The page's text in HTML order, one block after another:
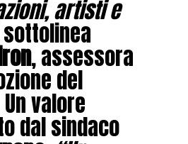
artisti e
, assessora
del
valore
dal sindaco